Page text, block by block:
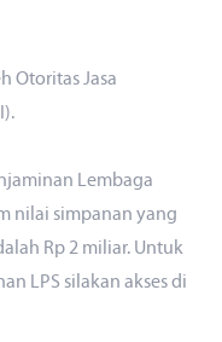
Otoritas Jasa
Lembaga
nilai simpanan yang
Rp 2 miliar. Untuk
LPS silakan aksesdi